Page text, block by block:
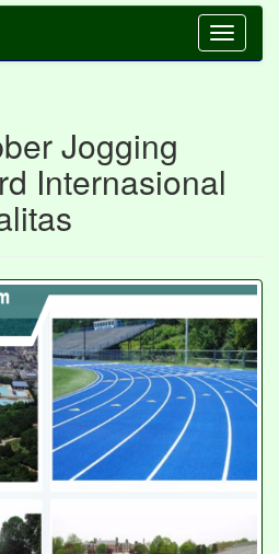
Toggle
Jogging
Internasional